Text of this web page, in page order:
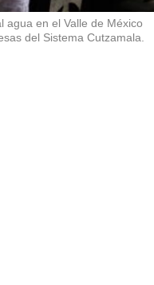
agua en el Valle de México
del Sistema Cutzamala.